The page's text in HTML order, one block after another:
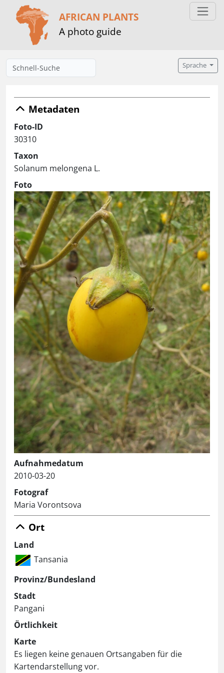
AFRICAN PLANTS
A photo guide
Sprache
Metadaten
Foto-ID
30310
Taxon
Solanum melongena L.
Foto
Aufnahmedatum
2010-03-20
Fotograf
Maria Vorontsova
Ort
Land
Tansania
Provinz/Bundesland
Stadt
Pangani
Örtlichkeit
Karte
Es liegen keine genauen Ortsangaben für die
Kartendarstellung vor.